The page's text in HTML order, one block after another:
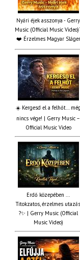
Nyári éjek asszonya - Gerry
Music (Official Music
❤️ Érzelmes Magyar Sláger
☀️ Kergesd el a felhőt… még
nincs vége! | Gerry Music –
Official Music Video
Erdő közepében ...
Titokzatos, érzelmes utazás
?✨ | Gerry Music (Official
Music Video)